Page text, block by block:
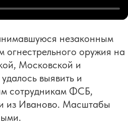
незаконным
огнестрельного оружия на
Московской и
выявить и
сотрудникам ФСБ,
из Иваново. Масштабы